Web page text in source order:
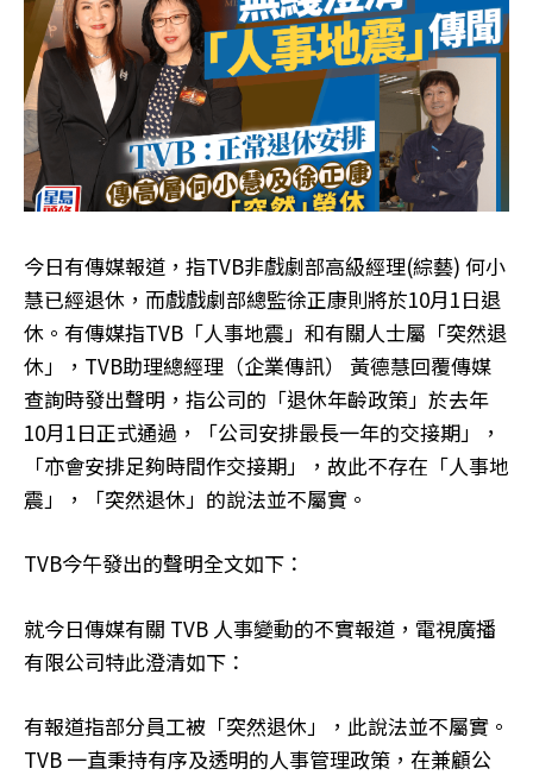
今日有傳媒報道，指TVB非戲劇部高級經理(綜藝) 何小
慧已經退休，而戲戲劇部總監徐正康則將於10月1日退
休。有傳媒指TVB「人事地震」和有關人士屬「突然退
休」，TVB助理總經理（企業傳訊） 黃德慧回覆傳媒
查詢時發出聲明，指公司的「退休年齡政策」於去年
10月1日正式通過，「公司安排最長一年的交接期」，
「亦會安排足夠時間作交接期」，故此不存在「人事地
震」，「突然退休」的說法並不屬實。
TVB今午發出的聲明全文如下：
就今日傳媒有關 TVB 人事變動的不實報道，電視廣播
有限公司特此澄清如下：
有報道指部分員工被「突然退休」，此說法並不屬實。
TVB 一直秉持有序及透明的人事管理政策，在兼顧公